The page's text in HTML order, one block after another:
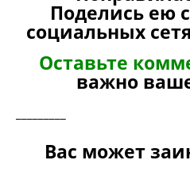
Поделись ею
социальных
Оставьте
важно
Вас может